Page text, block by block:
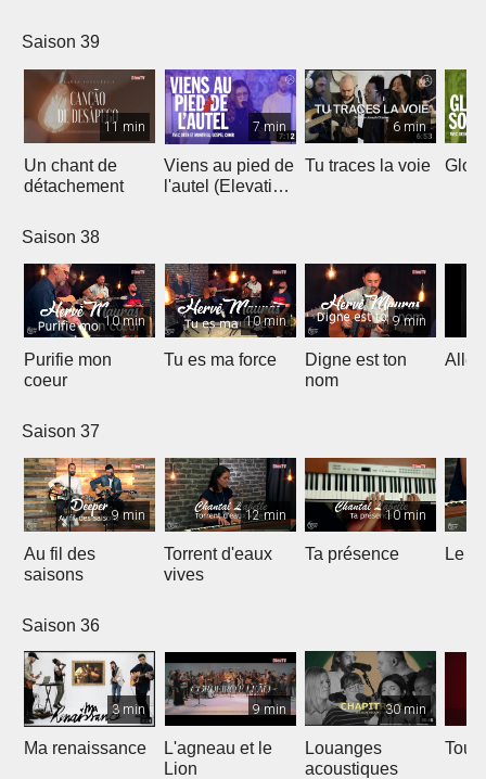
Saison 39
11 min
Un chant de
détachement
7 min
Viens au pied de
l'autel (Elevation
6 min
Tu traces la voie
Saison 38
10 min
Purifie mon
coeur
10 min
Tu es ma force
9 min
Digne est ton
nom
Saison 37
9 min
Au fil des
saisons
12 min
Torrent d'eaux
vives
10 min
Ta présence Le
Saison 36
3 min
Ma renaissance
9 min
L'agneau et le
Lion
30 min
Louanges
acoustiques
Tout